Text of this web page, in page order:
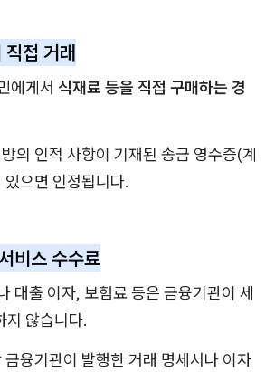
접 거래
에게서 식재료 등을 직접 구매하는 경
의 인적 사항이 기재된 송금 영수증(계
으면 인정됩니다.
비스 수수료
대출 이자, 보험료 등은 금융기관이 세
지 않습니다.
금융기관이 발행한 거래 명세서나 이자